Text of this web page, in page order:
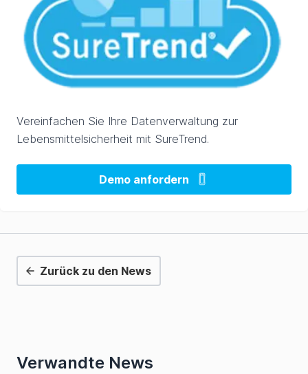
Vereinfachen Sie Ihre Datenverwaltung zur
Lebensmittelsicherheit mit SureTrend.
Demo anfordern
Zurück zu den News
Verwandte News